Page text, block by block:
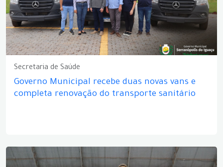
Secretaria de Saúde
Governo Municipal recebe duas novas vans e
completa renovação do transporte sanitário